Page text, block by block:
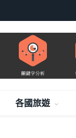
各國旅遊